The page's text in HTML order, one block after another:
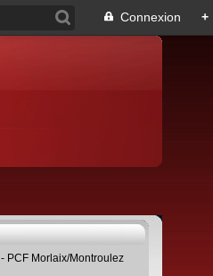
Connexion +
PCF Morlaix/Montroulez